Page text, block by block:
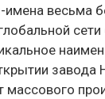
весьма
сети
завода